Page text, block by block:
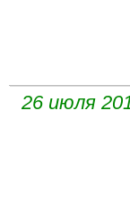
26 июля